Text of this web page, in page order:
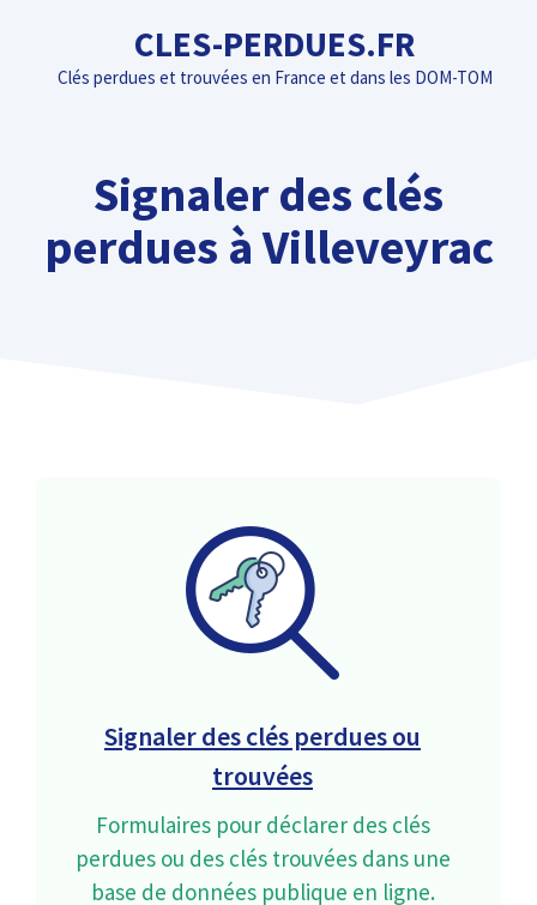
contenu
CLES-PERDUES.FR
Clés perdues et trouvées en France et dans les DOM-TOM
Signaler des clés
perdues à Villeveyrac
Signaler des clés perdues ou
trouvées
Formulaires pour déclarer des clés
perdues ou des clés trouvées dans une
base de données publique en ligne.